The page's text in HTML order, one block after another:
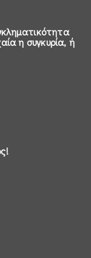
η συγκυρία, ή